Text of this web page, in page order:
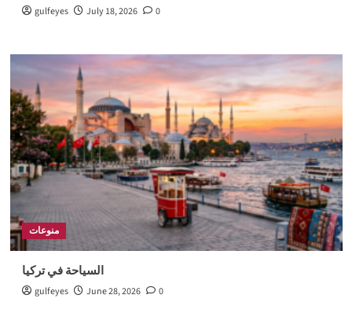
gulfeyes July 18, 2026 0
منوعات
السياحة في تركيا
gulfeyes June 28, 2026 0